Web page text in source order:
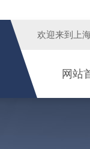
欢迎来到 上
网站